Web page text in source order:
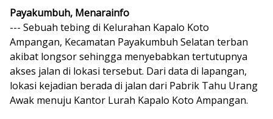
Payakumbuh, Menarainfo
--- Sebuah tebing di Kelurahan Kapalo Koto
Ampangan, Kecamatan Payakumbuh Selatan terban
akibat longsor sehingga menyebabkan tertutupnya
akses jalan di lokasi tersebut. Dari data di lapangan,
lokasi kejadian berada di jalan dari Pabrik Tahu Urang
Awak menuju Kantor Lurah Kapalo Koto Ampangan.